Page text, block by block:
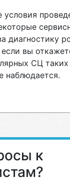
условия
диагностику
вы
СЦ таких
наблюдается.
к